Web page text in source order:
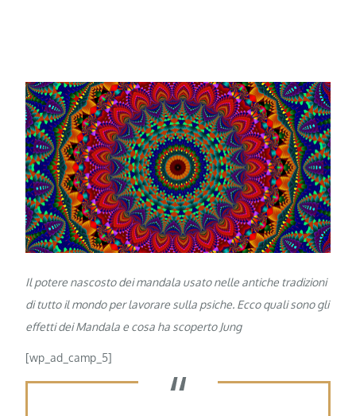
Il potere nascosto dei mandala usato nelle antiche tradizioni
di tutto il mondo per lavorare sulla psiche. Ecco quali sono gli
effetti dei Mandala e cosa ha scoperto Jung
[wp_ad_camp_5]